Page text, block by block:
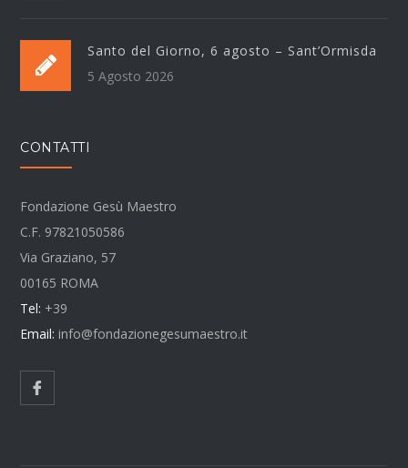
Santo del Giorno, 6 agosto – Sant’Ormisda
5 Agosto 2026
CONTATTI
Fondazione Gesù Maestro
C.F. 97821050586
Via Graziano, 57
00165 ROMA
Tel: +39
Email: info@fondazionegesumaestro.it